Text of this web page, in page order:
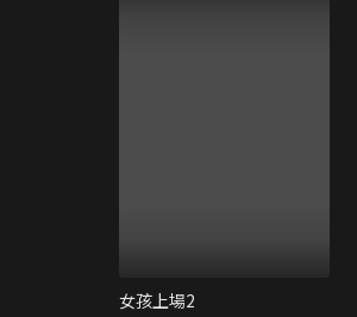
女孩上場2